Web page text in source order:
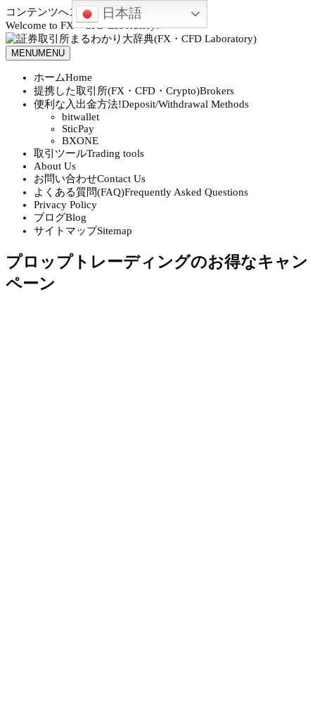
コンテンツへスキップ
Welcome to FX・CFD Laboratory!
MENUMENU
ホームHome
提携した取引所(FX・CFD・Crypto)Brokers
便利な入出金方法!Deposit/Withdrawal Methods
bitwallet
SticPay
BXONE
取引ツールTrading tools
About Us
お問い合わせContact Us
よくある質問(FAQ)Frequently Asked Questions
Privacy Policy
ブログBlog
サイトマップSitemap
プロップトレーディングのお得なキャン
ペーン
日本語